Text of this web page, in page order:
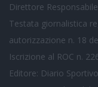
Direttore
Testata giornalistica
autorizzazione n. 18
Iscrizione al ROC n.
Editore: Diario